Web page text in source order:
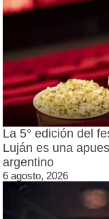
La 5° edición del
Luján es una
argentino
6 agosto, 2026